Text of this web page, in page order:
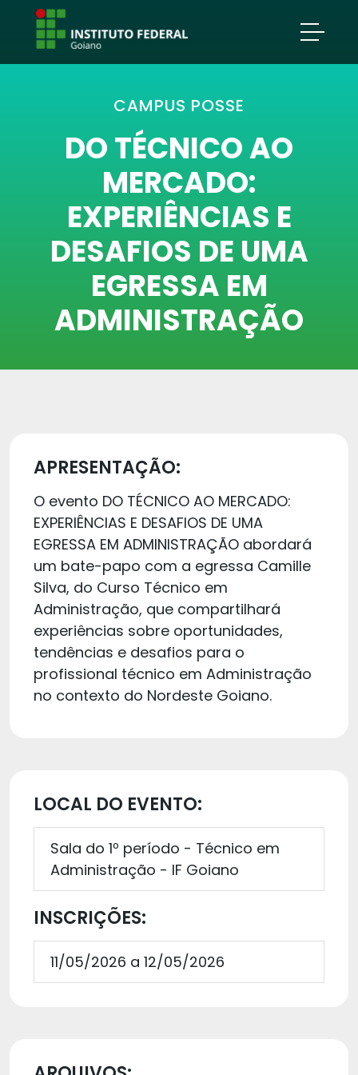
CAMPUS POSSE
DO TÉCNICO AO
MERCADO:
EXPERIÊNCIAS E
DESAFIOS DE UMA
EGRESSA EM
ADMINISTRAÇÃO
APRESENTAÇÃO:
O evento DO TÉCNICO AO MERCADO:
EXPERIÊNCIAS E DESAFIOS DE UMA
EGRESSA EM ADMINISTRAÇÃO abordará
um bate-papo com a egressa Camille
Silva, do Curso Técnico em
Administração, que compartilhará
experiências sobre oportunidades,
tendências e desafios para o
profissional técnico em Administração
no contexto do Nordeste Goiano.
LOCAL DO EVENTO:
Sala do 1º período - Técnico em
Administração - IF Goiano
INSCRIÇÕES:
11/05/2026 a 12/05/2026